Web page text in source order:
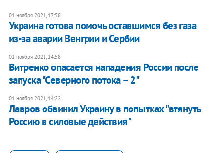
01 ноября 2021, 17:58
Украина готова помочь оставшимся без газа
из-за аварии Венгрии и Сербии
01 ноября 2021, 14:58
Витренко опасается нападения России после
запуска "Северного потока – 2"
01 ноября 2021, 14:22
Лавров обвинил Украину в попытках "втянуть
Россию в силовые действия"